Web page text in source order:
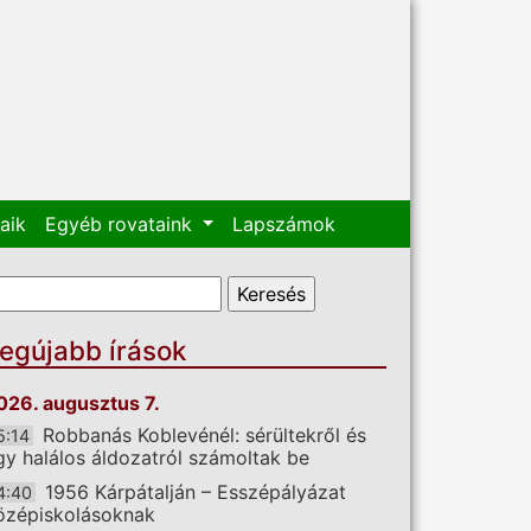
Egyéb rovataink Lapszámok
űrlap
írások
augusztus 7.
Robbanás Koblevénél: sérültekről és
halálos áldozatról számoltak be
1956 Kárpátalján – Esszépályázat